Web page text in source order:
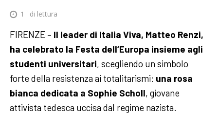
1 ' di lettura
FIRENZE – Il leader di Italia Viva, Matteo Renzi,
ha celebrato la Festa dell’Europa insieme agli
studenti universitari, scegliendo un simbolo
forte della resistenza ai totalitarismi: una rosa
bianca dedicata a Sophie Scholl, giovane
attivista tedesca uccisa dal regime nazista.